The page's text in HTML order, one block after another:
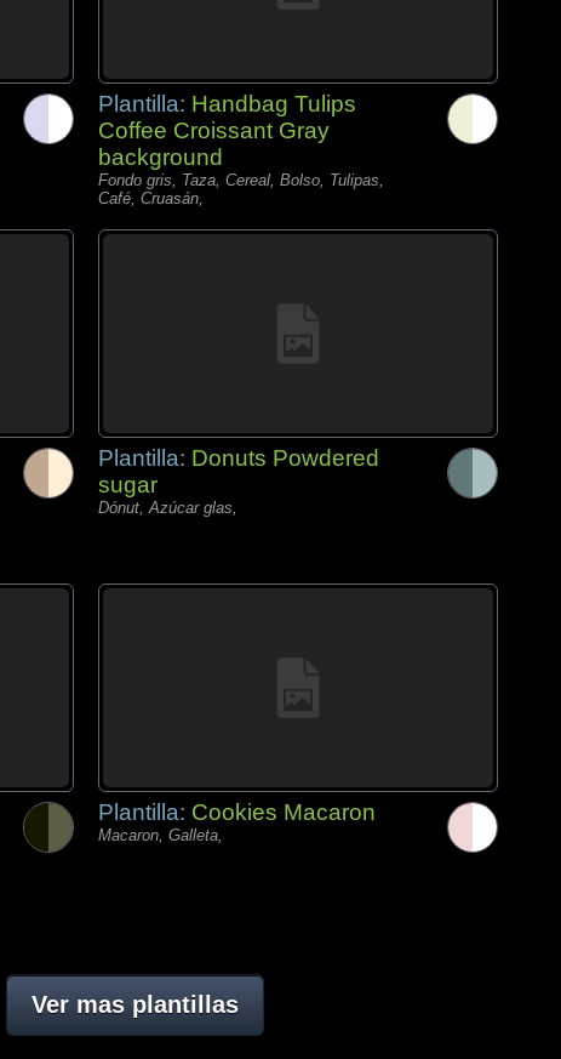
Plantilla: Handbag Tulips
Coffee Croissant Gray
background
Fondo gris, Taza, Cereal, Bolso, Tulipas,
Café, Cruasán,
Plantilla: Donuts Powdered
sugar
Dónut, Azúcar glas,
Plantilla: Cookies Macaron
Macaron, Galleta,
Ver mas plantillas